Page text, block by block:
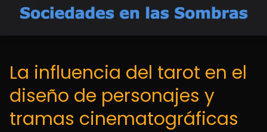
La influencia del tarot en el
diseño de personajes y
tramas cinematográficas